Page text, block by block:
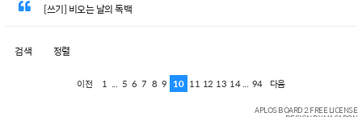
[쓰기] 비오는 날의 독백
검색 정렬
이전 1 ... 5 6 7 8 9 10 11 12 13 14 ... 94 다음
APLOS BOARD 2 FREE LICENSE